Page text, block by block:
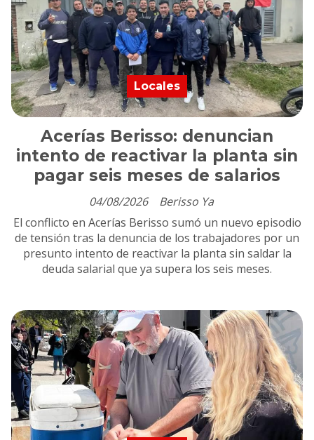
Acerías Berisso: denuncian
intento de reactivar la planta sin
pagar seis meses de salarios
Berisso Ya
Locales
04/08/2026
El conflicto en Acerías Berisso sumó un nuevo episodio
de tensión tras la denuncia de los trabajadores por un
presunto intento de reactivar la planta sin saldar la
deuda salarial que ya supera los seis meses.